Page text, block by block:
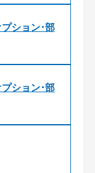
ション･部
ション･部